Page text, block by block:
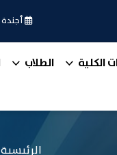
أجندة
الكلية الطلاب
الرئيسية